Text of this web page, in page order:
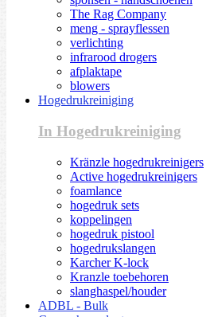
The Rag Company
meng - sprayflessen
verlichting
infrarood drogers
afplaktape
blowers
Hogedrukreiniging
In Hogedrukreiniging
Kränzle hogedrukreinigers
Active hogedrukreinigers
foamlance
hogedruk sets
koppelingen
hogedruk pistool
hogedrukslangen
Karcher K-lock
Kranzle toebehoren
slanghaspel/houder
ADBL - Bulk